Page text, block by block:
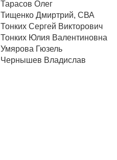
Тарасов Олег
Тищенко Дмиртрий, СВА
Тонких Сергей Викторович
Тонких Юлия Валентиновна
Умярова Гюзель
Чернышев Владислав